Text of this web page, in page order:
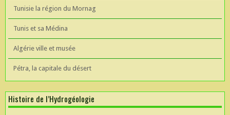
Tunisie la région du Mornag
Tunis et sa Médina
Algérie ville et musée
Pétra, la capitale du désert
Histoire de l’Hydrogéologie